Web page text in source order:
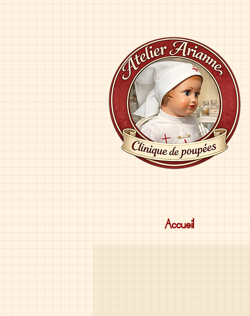
Accueil